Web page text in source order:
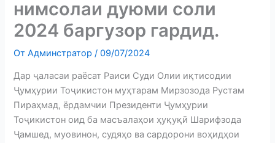
нимсолаи дуюми соли
2024 баргузор гардид.
ОтАдминстратор/09/07/2024
Дар ҷаласаи раёсат Раиси Суди Олии иқтисодии
Ҷумҳурии Тоҷикистон муҳтарам Мирзозода Рустам
Пираҳмад, ёрдамчии Президенти Ҷумҳурии
Тоҷикистон оид ба масъалаҳои ҳуқуқӣ Шарифзода
Ҷамшед, муовинон, судяҳо ва сардорони воҳидҳои